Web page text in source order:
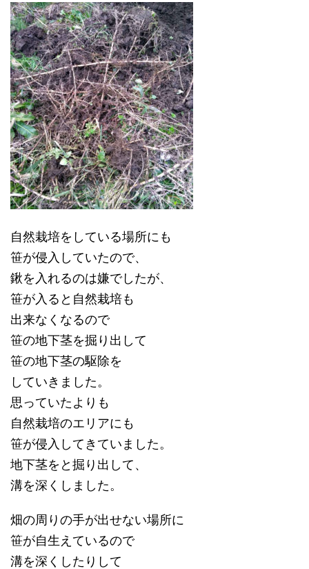
自然栽培をしている場所にも
笹が侵入していたので、
鍬を入れるのは嫌でしたが、
笹が入ると自然栽培も
出来なくなるので
笹の地下茎を掘り出して
笹の地下茎の駆除を
していきました。
思っていたよりも
自然栽培のエリアにも
笹が侵入してきていました。
地下茎をと掘り出して、
溝を深くしました。
畑の周りの手が出せない場所に
笹が自生えているので
溝を深くしたりして